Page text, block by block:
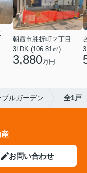
さいたま市見沼区大字蓮沼
朝霞市膝折町２丁目
3LDK (106.81㎡)
3,880万円
ルガーデン 全1戸
お問い合わせ